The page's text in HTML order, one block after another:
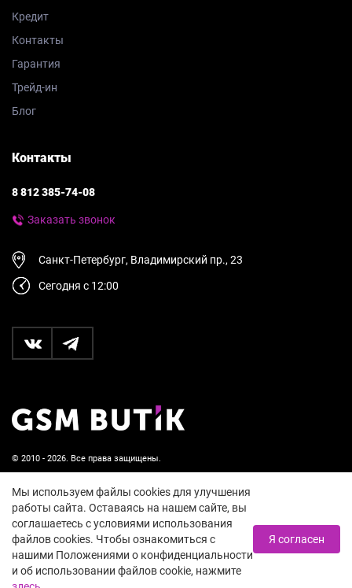
© 2010 - 2026. Все права защищены.
Пользовательское соглашение и политика
конфиденциальности
18+
Кредит
Контакты
Гарантия
Трейд-ин
Блог
Контакты
8 812 385-74-08
Заказать звонок
Санкт-Петербург, Владимирский пр., 23
Сегодня с 12:00
Мы используем файлы cookies для улучшения
работы сайта. Оставаясь на нашем сайте, вы
соглашаетесь с условиями использования
файлов cookies. Чтобы ознакомиться с
нашими Положениями о конфиденциальности
и об использовании файлов cookie, нажмите
Я согласен